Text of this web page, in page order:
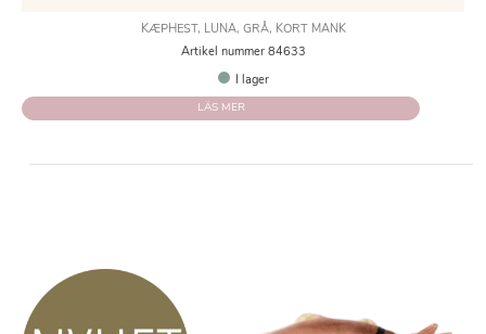
KÆPHEST, LUNA, GRÅ, KORT MANK
Artikel nummer 84633
I lager
LÄS MER